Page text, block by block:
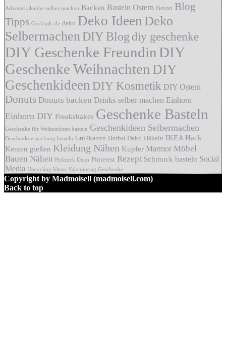
Adventskalender selber machen Backen Basteln Ostern Beton Blog
Tipps Cocktails de deko Deko Ideen Deko
SelbermachenDIY Blog diy geschenke
DIY Geschenke Freundin DIY
Geschenke Weihnachten DIY
Geschenkideen DIY Kosmetik DIY Ostern
Donuts Donuts backen Drinks-selber-machen Einhorn
Einhorn DIY Freakshakes Geschenke Basteln
Geschenke für Weihnachten basteln Geschenkideen Selbermachen
Geschenkverpackung basteln Grußkarten Herbst Deko Häkeln IKEA Hack
Kerzen gießen Kleidung Nähen Kupfer Marmor Möbel
Bauen Nähen Picknick Deko Pinterest Rezept Schmuck basteln Social
Media Upcycling Ideen Valentinstag Geschenke
Copyright by Madmoisell (madmoisell.com)
Back to top